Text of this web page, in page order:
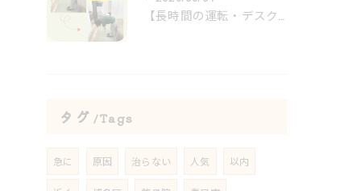
タグ Tags
急に 原因 治らない 人気 以内